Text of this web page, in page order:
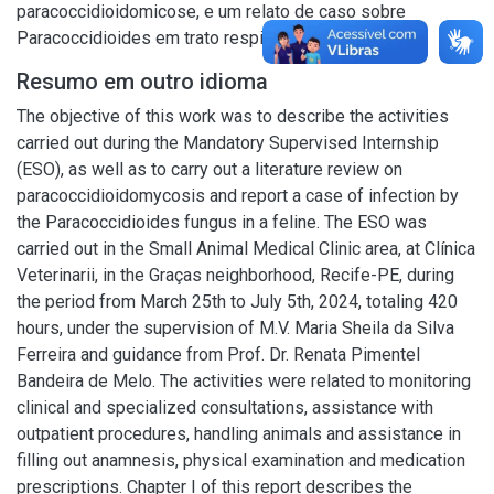
paracoccidioidomicose, e um relato de caso sobre
Paracoccidioides em trato respiratório de felino.
Resumo em outro idioma
The objective of this work was to describe the activities
carried out during the Mandatory Supervised Internship
(ESO), as well as to carry out a literature review on
paracoccidioidomycosis and report a case of infection by
the Paracoccidioides fungus in a feline. The ESO was
carried out in the Small Animal Medical Clinic area, at Clínica
Veterinarii, in the Graças neighborhood, Recife-PE, during
the period from March 25th to July 5th, 2024, totaling 420
hours, under the supervision of M.V. Maria Sheila da Silva
Ferreira and guidance from Prof. Dr. Renata Pimentel
Bandeira de Melo. The activities were related to monitoring
clinical and specialized consultations, assistance with
outpatient procedures, handling animals and assistance in
filling out anamnesis, physical examination and medication
prescriptions. Chapter I of this report describes the